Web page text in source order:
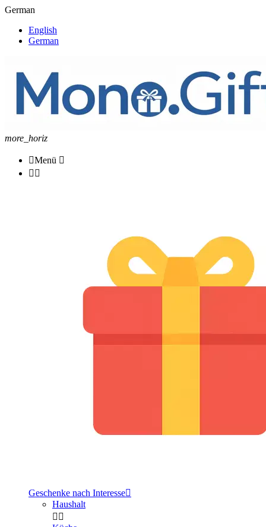
German
English
German
more_horiz
Menü 
 
Geschenke nach Interesse
Haushalt
 